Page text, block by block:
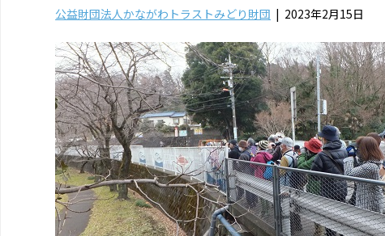
公益財団法人かながわトラストみどり財団 | 2023年2月15日